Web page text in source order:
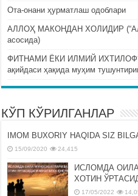
Ота-онани ҳурматлаш одоблари
АЛЛОҲ МАКОНДАН ХОЛИДИР (“Ал-
асосида)
ФИТНАМИ ЁКИ ИЛМИЙ ИХТИЛОФ?
ақийдаси ҳақида муҳим
КЎП КЎРИЛГАНЛАР
IMOM BUXORIY HAQIDA SIZ
15/09/2020 24,415
ИСЛОМДА
ХОТИН
17/05/2022